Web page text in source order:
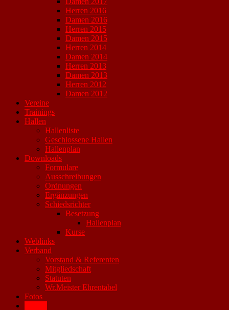
Herren 2016
Damen 2016
Herren 2015
Damen 2015
Herren 2014
Damen 2014
Herren 2013
Damen 2013
Herren 2012
Damen 2012
Vereine
Trainings
Hallen
Hallenliste
Geschlossene Hallen
Hallenplan
Downloads
Formulare
Ausschreibungen
Ordnungen
Ergänzungen
Schiedsrichter
Besetzung
Hallenplan
Kurse
Weblinks
Verband
Vorstand & Referenten
Mitgliedschaft
Statuten
Wr.Meister Ehrentabel
Fotos